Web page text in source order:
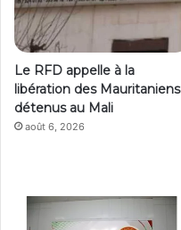
Le RFD appelle à la
libération des Mauritaniens
détenus au Mali
août 6, 2026